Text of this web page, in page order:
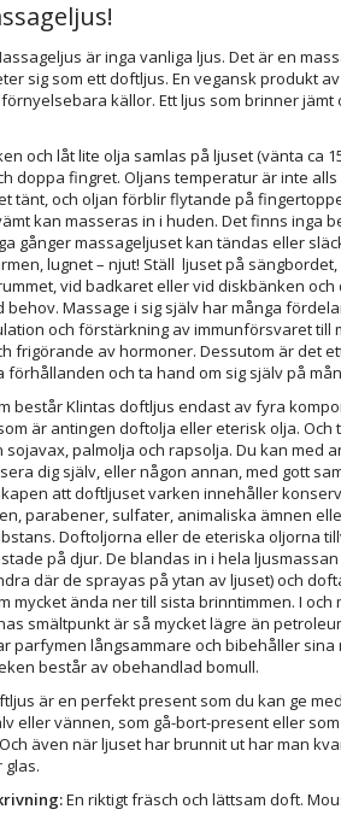
är inga vanliga ljus. Det är en
sig som ett doftljus. En vegansk produkt
källor. Ett ljus som brinner jämt
och låt lite olja samlas på ljuset (vänta ca
doppa fingret. Oljans temperatur är inte
tänt, och oljan förblir flytande på
kan masseras in i huden. Det finns inga
gånger massageljuset kan tändas eller
lugnet – njut! Ställ ljuset på sängbordet,
vid badkaret eller vid diskbänken
behov. Massage i sig själv har många
och förstärkning av immunförsvaret till
frigörande av hormoner. Dessutom är det
förhållanden och ta hand om sig själv på
består Klintas doftljus endast av fyra
är antingen doftolja eller eterisk olja. Och
sojavax, palmolja och rapsolja. Du kan med
dig själv, eller någon annan, med gott
att doftljuset varken innehåller
parabener, sulfater, animaliska ämnen
Doftoljorna eller de eteriska oljorna
på djur. De blandas in i hela
där de sprayas på ytan av ljuset) och
mycket ända ner till sista brinntimmen. I och
smältpunkt är så mycket lägre än
parfymen långsammare och bibehåller sina
består av obehandlad bomull.
är en perfekt present som du kan ge
eller vännen, som gå-bort-present eller
även när ljuset har brunnit ut har man
glas.
En riktigt fräsch och lättsam doft.